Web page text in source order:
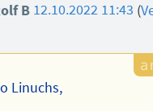
B 12.10.2022 11:43 (
Linuchs,